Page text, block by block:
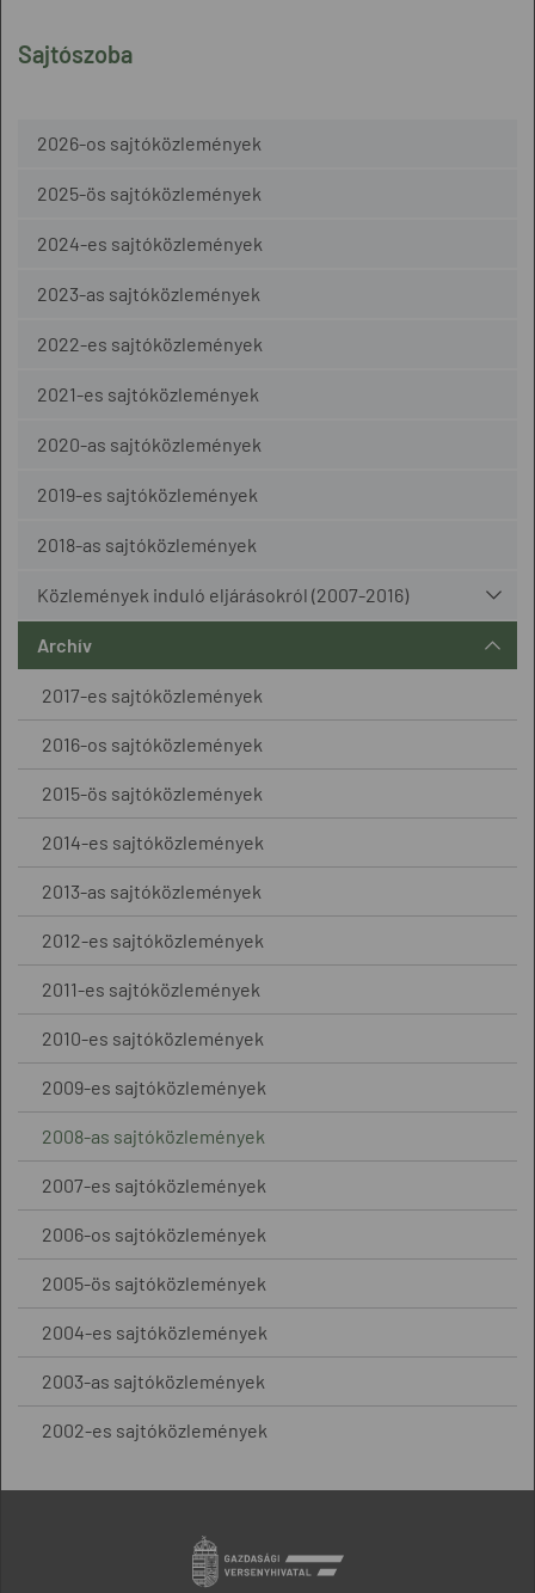
Sajtószoba
2026-os sajtóközlemények
2025-ös sajtóközlemények
2024-es sajtóközlemények
2023-as sajtóközlemények
2022-es sajtóközlemények
2021-es sajtóközlemények
2020-as sajtóközlemények
2019-es sajtóközlemények
2018-as sajtóközlemények
Közlemények induló eljárásokról (2007-2016)
Archív
2017-es sajtóközlemények
2016-os sajtóközlemények
2015-ös sajtóközlemények
2014-es sajtóközlemények
2013-as sajtóközlemények
2012-es sajtóközlemények
2011-es sajtóközlemények
2010-es sajtóközlemények
2009-es sajtóközlemények
2008-as sajtóközlemények
2007-es sajtóközlemények
2006-os sajtóközlemények
2005-ös sajtóközlemények
2004-es sajtóközlemények
2003-as sajtóközlemények
2002-es sajtóközlemények